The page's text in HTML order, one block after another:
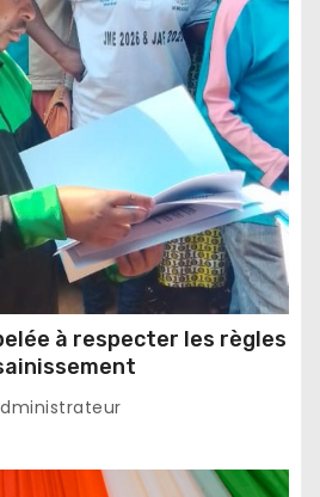
à respecter les règles